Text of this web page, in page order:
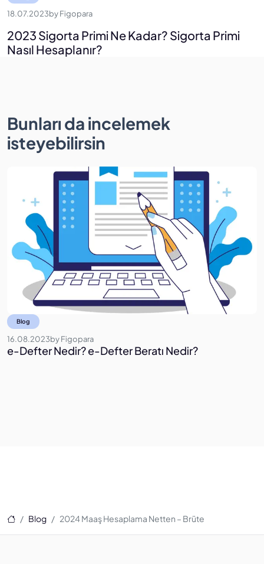
18.07.2023byFigopara
2023 Sigorta Primi Ne Kadar? Sigorta Primi
Nasıl Hesaplanır?
Bunları da incelemek
isteyebilirsin
Blog
16.08.2023byFigopara
e-Defter Nedir? e-Defter Beratı Nedir?
Ana Sayfa
Blog 2024 Maaş Hesaplama Netten – Brüte